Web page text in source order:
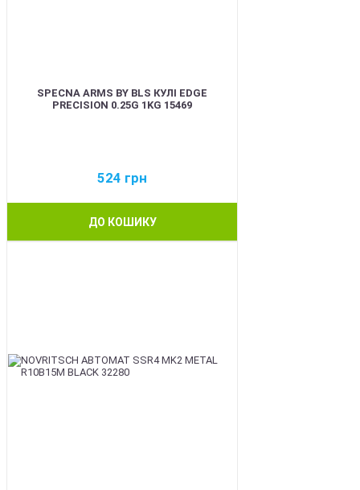
SPECNA ARMS BY BLS КУЛІ EDGE
PRECISION 0.25G 1KG 15469
524 грн
ДО КОШИКУ